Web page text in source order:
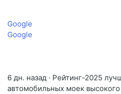
Google
Google
6 дн. назад · Рейтинг-2025
автомобильных моек